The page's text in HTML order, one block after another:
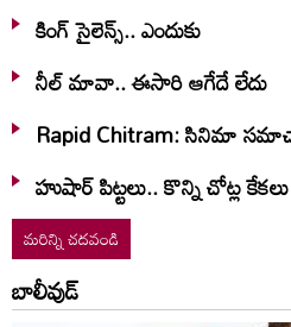
కింగ్ సైలెన్స్.. ఎందుకు
నీల్ మావా.. ఈసారి ఆగేదే లేదు
Rapid Chitram: సినిమా
హుషార్‌ పిట్టలు.. కొన్ని చోట్ల కేకలు
మరిన్ని చదవండి
బాలీవుడ్